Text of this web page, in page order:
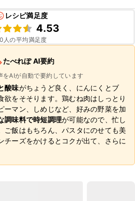
レシピ満足度
4.53
人の平均満足度
たべれぽ AI要約
をAIが自動で要約しています
酸味がちょうど良く、にんにくとブ
欲をそそります。鶏むね肉はしっとり
ーマン、しめじなど、好みの野菜を加
調味料で時短調理が可能なので、忙し
ご飯はもちろん、パスタにのせても美
チーズをかけるとコクが出て、さらに